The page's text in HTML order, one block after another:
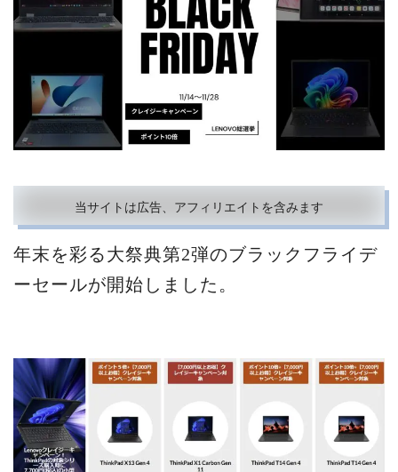
当サイトは広告、アフィリエイトを含みます
年末を彩る大祭典第2弾のブラックフライデ
ーセールが開始しました。